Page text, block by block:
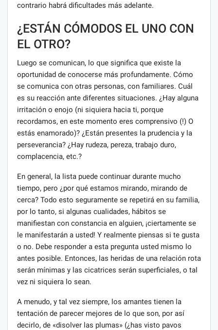
contrario habrá dificultades más adelante.
¿ESTÁN CÓMODOS EL UNO CON
EL OTRO?
Luego se comunican, lo que significa que existe la
oportunidad de conocerse más profundamente. Cómo
se comunica con otras personas, con familiares. Cuál
es su reacción ante diferentes situaciones. ¿Hay alguna
irritación o enojo (ni siquiera hacia ti, porque
recordamos, en este momento eres comprensivo (!) O
estás enamorado)? ¿Están presentes la prudencia y la
perseverancia? ¿Hay rudeza, pereza, trabajo duro,
complacencia, etc.?
En general, la lista puede continuar durante mucho
tiempo, pero ¿por qué estamos mirando, mirando de
cerca? Todo esto seguramente se repetirá en su familia,
por lo tanto, si algunas cualidades, hábitos se
manifiestan con constancia en alguien, ¡ciertamente se
le manifestarán a usted! Y realmente piensas si te gusta
o no. Debe responder a esta pregunta usted mismo lo
antes posible. Entonces, las heridas de una relación rota
serán mínimas y las cicatrices serán superficiales, o tal
vez ni siquiera lo sean.
A menudo, y tal vez siempre, los amantes tienen la
tentación de parecer mejores de lo que son, por así
decirlo, de «disolver las plumas» (¿has visto pavos